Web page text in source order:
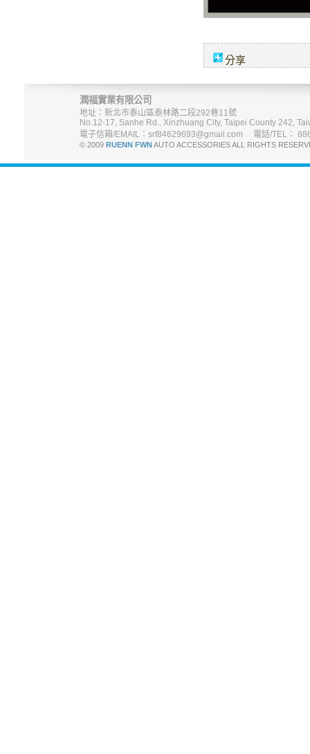
分享
潤福實業有限公司
地址：新北市泰山區泰林路二段292巷11號
No.12-17, Sanhe Rd., Xinzhuang City, Taipei County 242,
電子信箱/EMAIL：srf84629693@gmail.com 電話/TEL：
© 2009 RUENN FWNAUTO ACCESSORIES ALL RIGHTS